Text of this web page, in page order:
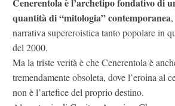
quantità di “mitologia” contemporanea
narrativa supereroistica tanto popolare in
del 2000.
Ma la triste verità è che Cenerentola è
tremendamente obsoleta, dove l’eroina al
non è l’artefice del proprio destino.